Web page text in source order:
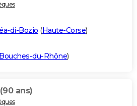
di-Bozio (Haute-Corse)
du-Rhône)
(90 ans)